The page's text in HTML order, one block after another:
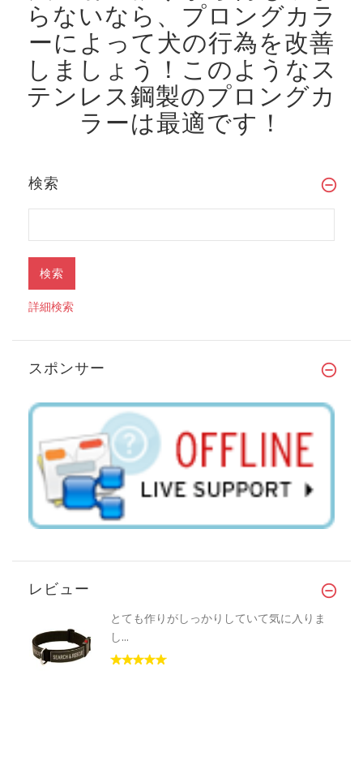
らないなら、プロングカラ
ーによって犬の行為を改善
しましょう！ このようなス
テンレス鋼製のプロングカ
ラーは最適です！
検索
詳細検索
スポンサー
レビュー
とても作りがしっかりしていて気に入りま
し...